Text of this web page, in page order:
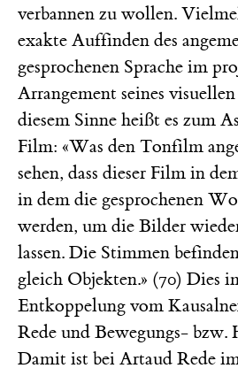
verbannen zu wollen.
exakte Auffinden des
gesprochenen Sprache im
Arrangement seines
diesem Sinne heißt es zum
Film: «Was den Tonfilm
sehen, dass dieser Film in
in dem die gesprochenen
werden, um die Bilder
lassen. Die Stimmen
gleich Objekten.» (70) Dies
Entkoppelung vom
Rede und Bewegungs- bzw.
Damit ist bei Artaud Rede